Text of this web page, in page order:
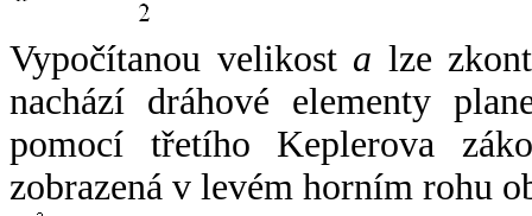
Vypočítanou velikost a lze
nachází dráhové elementy
pomocí třetího Keplerova
zobrazená v levém horním rohu